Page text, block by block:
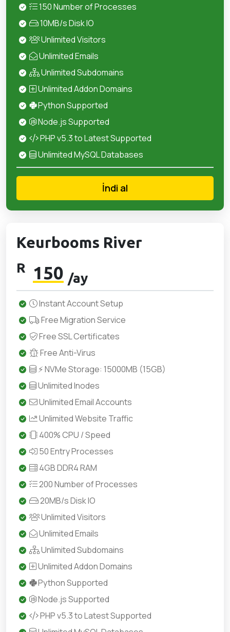
150 Number of Processes
10MB/s Disk IO
Unlimited Visitors
Unlimited Emails
Unlimited Subdomains
Unlimited Addon Domains
Python Supported
Node.js Supported
PHP v5.3 to Latest Supported
Unlimited MySQL Databases
İndi al
Keurbooms River
R 150 /ay
Instant Account Setup
Free Migration Service
Free SSL Certificates
Free Anti-Virus
⚡ NVMe Storage: 15000MB (15GB)
Unlimited Inodes
Unlimited Email Accounts
Unlimited Website Traffic
400% CPU / Speed
50 Entry Processes
4GB DDR4 RAM
200 Number of Processes
20MB/s Disk IO
Unlimited Visitors
Unlimited Emails
Unlimited Subdomains
Unlimited Addon Domains
Python Supported
Node.js Supported
PHP v5.3 to Latest Supported